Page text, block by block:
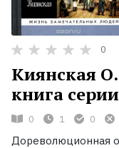
0
Киянская
книга
0 1 0
Дореволюционная